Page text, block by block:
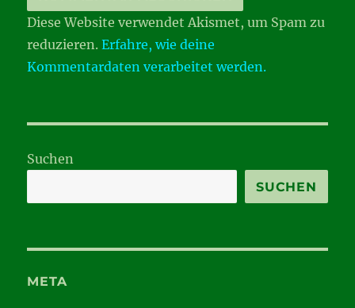
Diese Website verwendet Akismet, um Spam zu
reduzieren.Erfahre, wie deine
Kommentardaten verarbeitet werden.
Suchen
SUCHEN
META